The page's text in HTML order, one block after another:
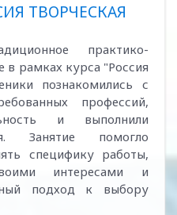
ТВОРЧЕСКАЯ
практико-
в рамках курса "Россия
познакомились с
профессий,
и выполнили
Занятие помогло
специфику работы,
интересами и
подход к выбору